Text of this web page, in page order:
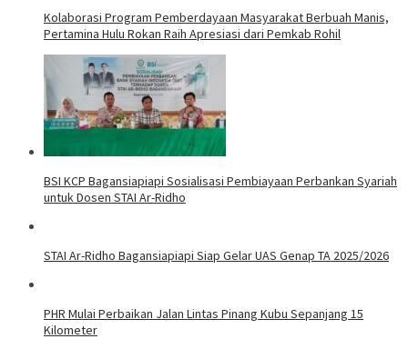
Kolaborasi Program Pemberdayaan Masyarakat Berbuah Manis,
Pertamina Hulu Rokan Raih Apresiasi dari Pemkab Rohil
BSI KCP Bagansiapiapi Sosialisasi Pembiayaan Perbankan Syariah
untuk Dosen STAI Ar-Ridho
STAI Ar-Ridho Bagansiapiapi Siap Gelar UAS Genap TA 2025/2026
PHR Mulai Perbaikan Jalan Lintas Pinang Kubu Sepanjang 15
Kilometer